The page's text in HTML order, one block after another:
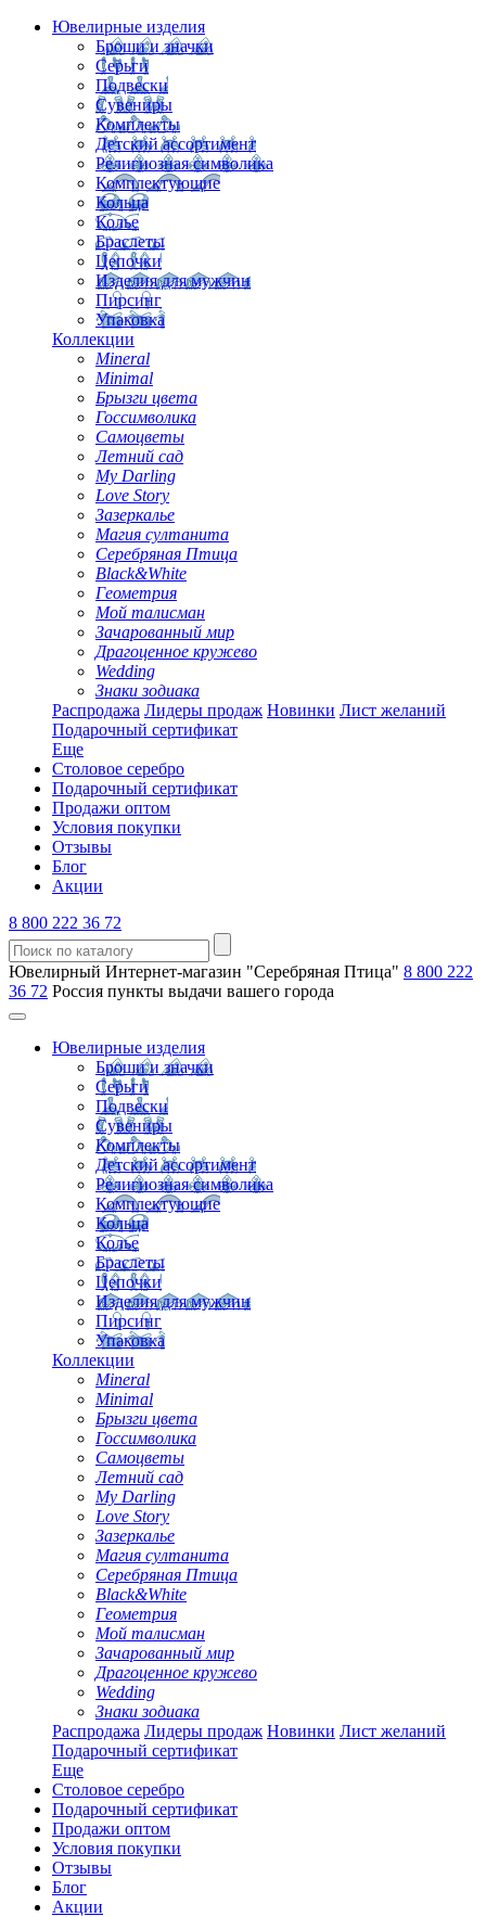
Ювелирные изделия
Броши и значки
Серьги
Подвески
Сувениры
Комплекты
Детский ассортимент
Религиозная символика
Комплектующие
Кольца
Колье
Браслеты
Цепочки
Изделия для мужчин
Пирсинг
Упаковка
Коллекции
Mineral
Minimal
Брызги цвета
Госсимволика
Самоцветы
Летний сад
My Darling
Love Story
Зазеркалье
Магия султанита
Серебряная Птица
Black&White
Геометрия
Мой талисман
Зачарованный мир
Драгоценное кружево
Wedding
Знаки зодиака
Распродажа Лидеры продаж Новинки Лист желаний
Подарочный сертификат
Еще
Столовое серебро
Подарочный сертификат
Продажи оптом
Условия покупки
Отзывы
Блог
Акции
8 800 222 36 72
Ювелирный Интернет-магазин "Серебряная Птица" 8 800 222
36 72 Россия пункты выдачи вашего города
Ювелирные изделия
Броши и значки
Серьги
Подвески
Сувениры
Комплекты
Детский ассортимент
Религиозная символика
Комплектующие
Кольца
Колье
Браслеты
Цепочки
Изделия для мужчин
Пирсинг
Упаковка
Коллекции
Mineral
Minimal
Брызги цвета
Госсимволика
Самоцветы
Летний сад
My Darling
Love Story
Зазеркалье
Магия султанита
Серебряная Птица
Black&White
Геометрия
Мой талисман
Зачарованный мир
Драгоценное кружево
Wedding
Знаки зодиака
Распродажа Лидеры продаж Новинки Лист желаний
Подарочный сертификат
Еще
Столовое серебро
Подарочный сертификат
Продажи оптом
Условия покупки
Отзывы
Блог
Акции